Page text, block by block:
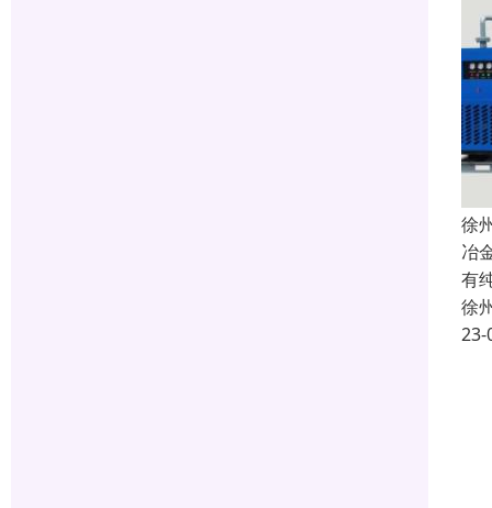
徐
冶
有
徐
23-